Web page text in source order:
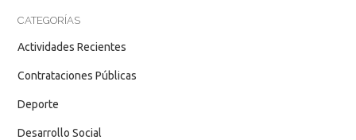
CATEGORÍAS
Actividades Recientes
Contrataciones Públicas
Deporte
Desarrollo Social